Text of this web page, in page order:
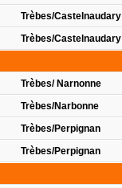
Trèbes/Castelnaudary
Trèbes/Castelnaudary
Trèbes/ Narnonne
Trèbes/Narbonne
Trèbes/Perpignan
Trèbes/Perpignan